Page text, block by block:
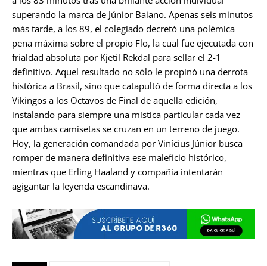
superando la marca de Júnior Baiano. Apenas seis minutos
más tarde, a los 89, el colegiado decretó una polémica
pena máxima sobre el propio Flo, la cual fue ejecutada con
frialdad absoluta por Kjetil Rekdal para sellar el 2-1
definitivo. Aquel resultado no sólo le propinó una derrota
histórica a Brasil, sino que catapultó de forma directa a los
Vikingos a los Octavos de Final de aquella edición,
instalando para siempre una mística particular cada vez
que ambas camisetas se cruzan en un terreno de juego.
Hoy, la generación comandada por Vinícius Júnior busca
romper de manera definitiva ese maleficio histórico,
mientras que Erling Haaland y compañía intentarán
agigantar la leyenda escandinava.